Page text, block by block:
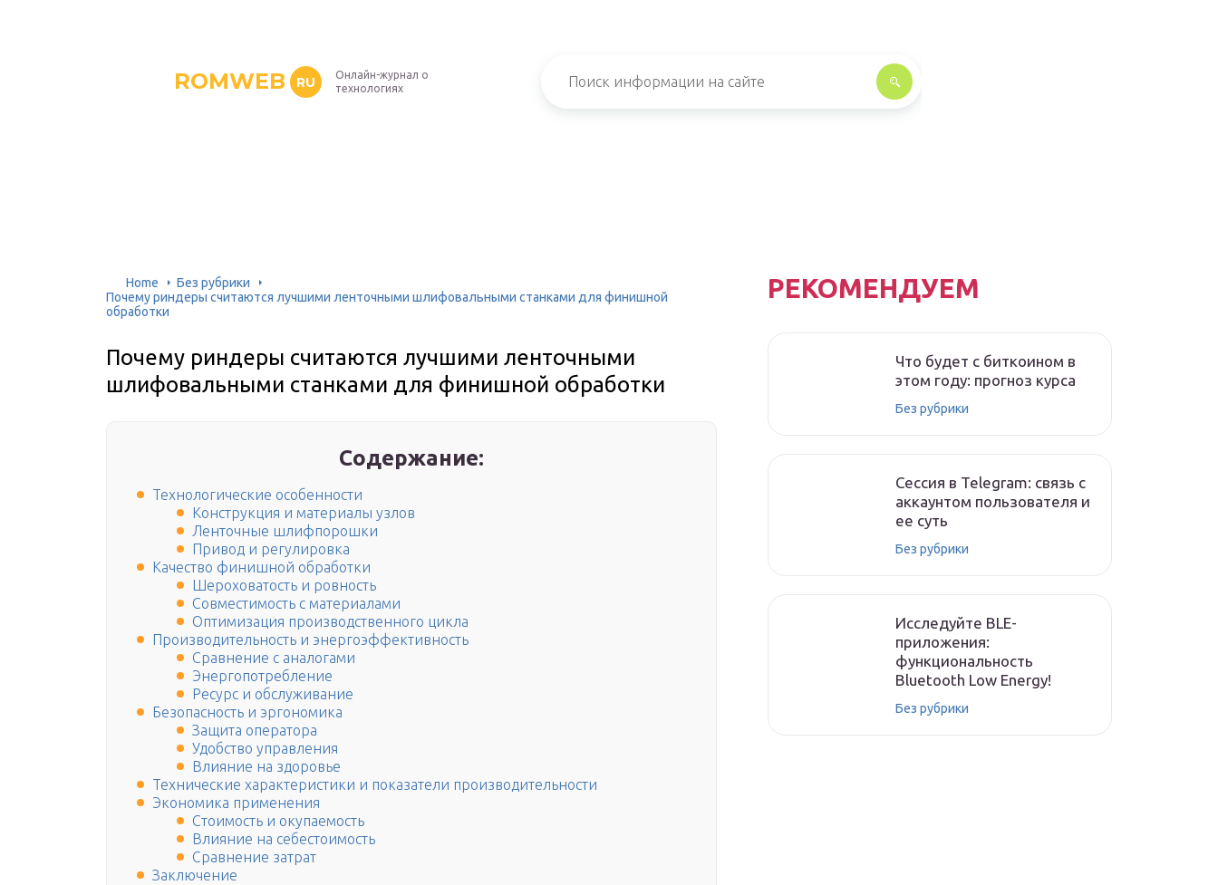
ROMWEB RU
Онлайн-журнал о
технологиях
Home
Без рубрики
Почему риндеры считаются лучшими ленточными шлифовальными станками для финишной
обработки
Почему риндеры считаются лучшими ленточными
шлифовальными станками для финишной обработки
Содержание:
Технологические особенности
Конструкция и материалы узлов
Ленточные шлифпорошки
Привод и регулировка
Качество финишной обработки
Шероховатость и ровность
Совместимость с материалами
Оптимизация производственного цикла
Производительность и энергоэффективность
Сравнение с аналогами
Энергопотребление
Ресурс и обслуживание
Безопасность и эргономика
Защита оператора
Удобство управления
Влияние на здоровье
Технические характеристики и показатели производительности
Экономика применения
Стоимость и окупаемость
Влияние на себестоимость
Сравнение затрат
Заключение
РЕКОМЕНДУЕМ
Что будет с биткоином в
этом году: прогноз курса
Без рубрики
Сессия в Telegram: связь с
аккаунтом пользователя и
ее суть
Без рубрики
Исследуйте BLE-
приложения:
функциональность
Bluetooth Low Energy!
Без рубрики